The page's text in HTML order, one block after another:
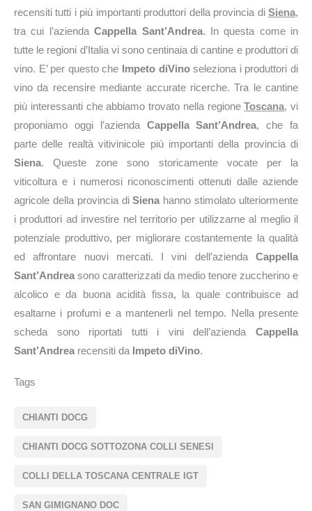
recensiti tutti i più importanti produttori della provincia di Siena,
tra cui l’aziendaCappella Sant’Andrea. In questa come in
tutte le regioni d’Italia vi sono centinaia di cantine e produttori di
vino. E’ per questo che Impeto diVinoseleziona i produttori di
vino da recensire mediante accurate ricerche. Tra le cantine
più interessanti che abbiamo trovato nella regioneToscana, vi
proponiamo oggi l’azienda Cappella Sant’Andrea, che fa
parte delle realtà vitivinicole più importanti della provincia di
Siena. Queste zone sono storicamente vocate per la
viticoltura e i numerosi riconoscimenti ottenuti dalle aziende
agricole della provincia diSiena hanno stimolato ulteriormente
i produttori ad investire nel territorio per utilizzarne al meglio il
potenziale produttivo, per migliorare costantemente la qualità
ed affrontare nuovi mercati. I vini dell’azienda Cappella
Sant’Andrea sono caratterizzati da medio tenore zuccherino e
alcolico e da buona acidità fissa, la quale contribuisce ad
esaltarne i profumi e a mantenerli nel tempo. Nella presente
scheda sono riportati tutti i vini dell’azienda Cappella
Sant’Andrea recensiti da Impeto diVino.
Tags
CHIANTI DOCG
CHIANTI DOCG SOTTOZONA COLLI SENESI
COLLI DELLA TOSCANA CENTRALE IGT
SAN GIMIGNANO DOC